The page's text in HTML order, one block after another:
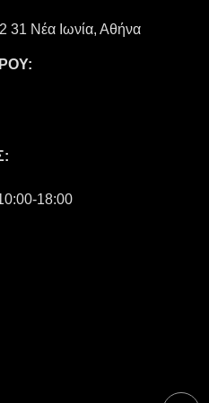
31 Νέα Ιωνία, Αθήνα
18:00